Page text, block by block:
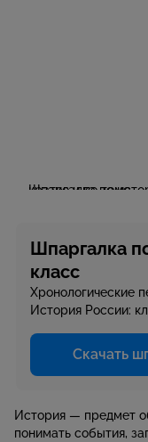
Шпаргалка
класс
Хронологические
История России:
Скачать
История — предмет
понимать события,